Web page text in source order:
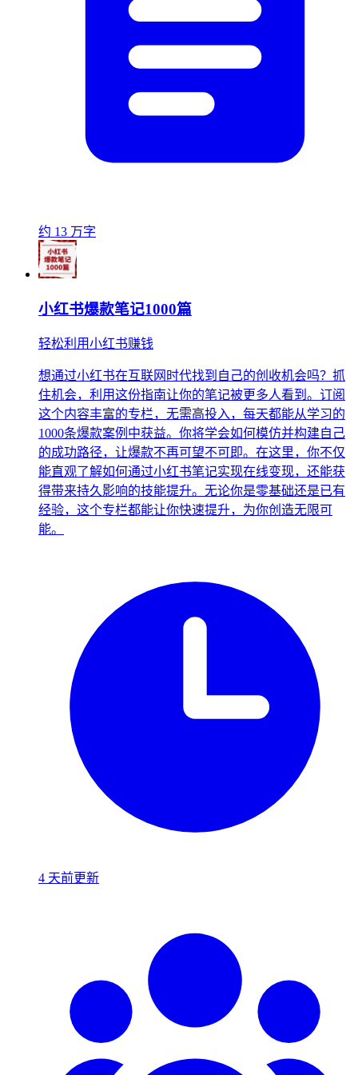
约 13 万字
小红书爆款笔记1000篇
轻松利用小红书赚钱
想通过小红书在互联网时代找到自己的创收机会吗？抓
住机会，利用这份指南让你的笔记被更多人看到。订阅
这个内容丰富的专栏，无需高投入，每天都能从学习的
1000条爆款案例中获益。你将学会如何模仿并构建自己
的成功路径，让爆款不再可望不可即。在这里，你不仅
能直观了解如何通过小红书笔记实现在线变现，还能获
得带来持久影响的技能提升。无论你是零基础还是已有
经验，这个专栏都能让你快速提升，为你创造无限可
能。
4 天前更新